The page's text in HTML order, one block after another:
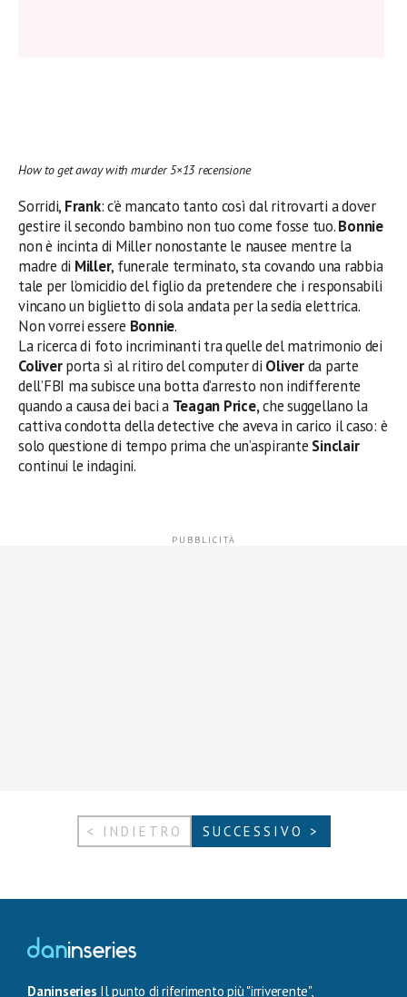
How to get away with murder 5×13 recensione
Sorridi, Frank: c’è mancato tanto così dal ritrovarti a dover
gestire il secondo bambino non tuo come fosse tuo.Bonnie
non è incinta di Miller nonostante le nausee mentre la
madre di Miller, funerale terminato, sta covando una rabbia
tale per l’omicidio del figlio da pretendere che i responsabili
vincano un biglietto di sola andata per la sedia elettrica.
Non vorrei essere Bonnie.
La ricerca di foto incriminanti tra quelle del matrimonio dei
Coliverporta sì al ritiro del computer di Oliverda parte
dell’FBI ma subisce una botta d’arresto non indifferente
quando a causa dei baci a Teagan Price,che suggellano la
cattiva condotta della detective che aveva in carico il caso: è
solo questione di tempo prima che un’aspirante Sinclair
continui le indagini.
< INDIETRO SUCCESSIVO >
Daninseries Il punto di riferimento più "irriverente",